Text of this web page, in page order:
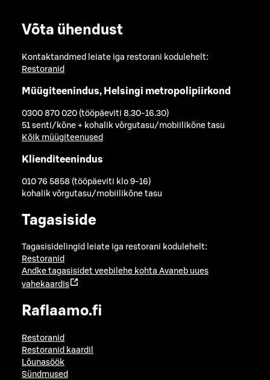
Võta ühendust
Kontaktandmed leiate iga restorani kodulehelt:
Restoranid
Müügiteenindus, Helsingi metropolipiirkond
0300 870 020 (tööpäeviti 8.30-16.30)
51 senti/kõne + kohalik võrgutasu/mobiilikõne tasu
Kõik müügiteenused
Klienditeenindus
010 76 5858 (tööpäeviti klo 9-16)
kohalik võrgutasu/mobiilikõne tasu
Tagasiside
Tagasisidelingid leiate iga restorani kodulehelt:
Restoranid
Andke tagasisidet veebilehe kohta Avaneb uues
vahekaardis
Raflaamo.fi
Restoranid
Restoranid kaardil
Lõunasöök
Sündmused